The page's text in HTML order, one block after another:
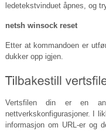
ledetekstvinduet åpnes, og
netsh winsock reset
Etter at kommandoen er
dukker opp igjen.
Vertsfilen din er en
nettverkskonfigurasjoner. I
informasjon om URL-er og